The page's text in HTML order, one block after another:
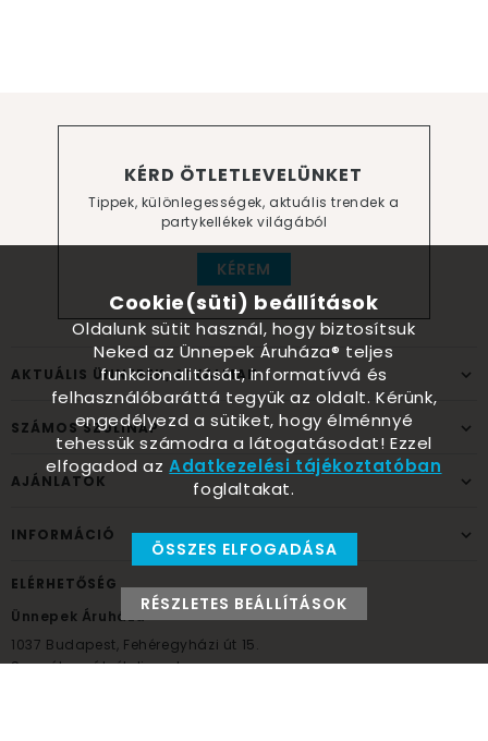
KÉRD ÖTLETLEVELÜNKET
Tippek, különlegességek, aktuális trendek a
partykellékek világából
KÉREM
AKTUÁLIS ÜNNEPEK, ALKALMAK
SZÁMOS SZÜLINAP
AJÁNLATOK
INFORMÁCIÓ
ELÉRHETŐSÉG
Ünnepek Áruháza
1037 Budapest, Fehéregyházi út 15.
Személyes átvételi pont
Cookie(süti) beállítások
Oldalunk sütit használ, hogy biztosítsuk
Neked az Ünnepek Áruháza® teljes
funkcionalitását, informatívvá és
felhasználóbaráttá tegyük az oldalt. Kérünk,
engedélyezd a sütiket, hogy élménnyé
tehessük számodra a látogatásodat! Ezzel
elfogadod azAdatkezelési tájékoztatóban
foglaltakat.
ÖSSZES ELFOGADÁSA
RÉSZLETES BEÁLLÍTÁSOK